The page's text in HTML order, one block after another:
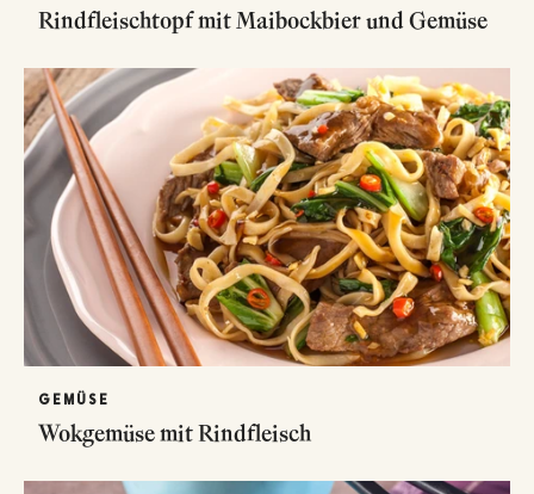
Rindfleischtopf mit Maibockbier und Gemüse
GEMÜSE
Wokgemüse mit Rindfleisch